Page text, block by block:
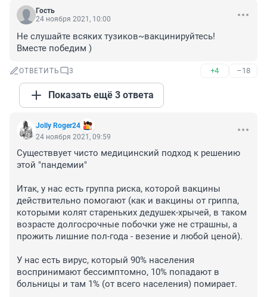
Гость
24 ноября 2021, 10:00
Не слушайте всяких тузиков~вакцинируйтесь!
Вместе победим )
ОТВЕТИТЬ 3 +4 –18
Показать ещё 3 ответа
Jolly Roger24
24 ноября 2021, 09:59
Существвует чисто медицинский подход к решению
этой "пандемии"
Итак, у нас есть группа риска, которой вакцины
действительно помогают (как и вакцины от гриппа,
которыми колят стареньких дедушек-хрычей, в таком
возрасте долгосрочные побочки уже не страшны, а
прожить лишние пол-года - везение и любой ценой).
У нас есть вирус, который 90% населения
воспринимают бессимптомно, 10% попадают в
больницы и там 1% (от всего населения) помирает.